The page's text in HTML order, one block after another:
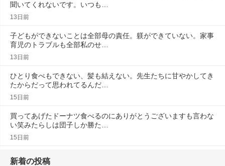
聞いてくれないです。いつも…
13日前
子どもができないことは全部母の責任。躾ができていない。家事
育児のトラブルも全部私のせ…
13日前
ひとり食べもできない、髪も結えない。先生たちに甘やかしてき
たからだって思われてるんだ…
15日前
買ってあげたドーナツ食べるのにありがとうございますも言わな
い笑みたらしは団子しか勝た…
15日前
新着の投稿